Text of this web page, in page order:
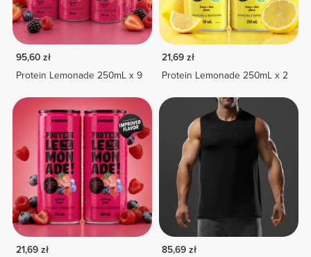
95,60 zł
Protein Lemonade 250mL x 9
21,69 zł
Protein Lemonade 250mL x 2
21,69 zł
85,69 zł